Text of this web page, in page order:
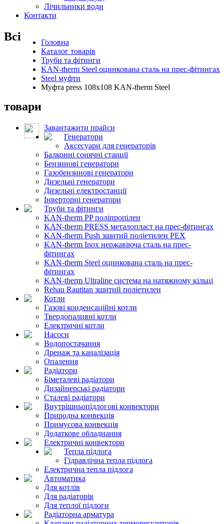
Лічильники води
Контакти
Головна
Каталог товарів
Труби та фітинги
KAN-therm Steel оцинкована сталь на прес-фітингах
Steel муфти
Муфта press 108x108 KAN-therm Steel
Всі
товари
Завантажити прайси
Генератори
Аксесуари для генераторів
Балконні сонячні станції
Бензинові генератори
Газобензинові генератори
Дизельні генератори
Дизельні електростанції
Інверторні генератори
Труби та фітинги
KAN-therm PP поліпропілен
KAN-therm PRESS металопласт на прес-фітингах
KAN-therm Push зшитий поліетилен PEX
KAN-therm Inox нержавіюча сталь на прес-
фітингах
KAN-therm Steel оцинкована сталь на прес-
фітингах
KAN-therm Ultraline система на натяжному кільці
Rehau Rautitan зшитий поліетилен
Котли
Газові конденсаційні котли
Твердопаливні котли
Електричні котли
Насоси
Водопостачання
Дренаж та каналізація
Опалення
Радіатори
Біметалеві радіатори
Дизайнерські радіатори
Сталеві радіатори
Внутрішньопідлогові конвектори
Природна конвекція
Примусова конвекція
Додаткове обладнання
Електричні конвектори
Тепла підлога
Гідравлічна тепла підлога
Електрична тепла підлога
Автоматика
Для котлів
Для радіаторів
Для теплої підлоги
Радіаторна арматура